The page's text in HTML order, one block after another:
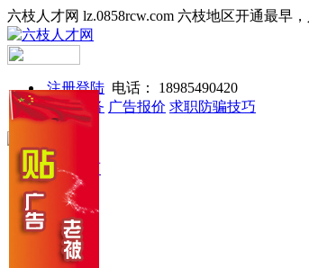
六枝人才网 lz.0858rcw.com 六枝地区开通最早
注册登陆 电话： 18985490420
网站服务 广告报价 求职防骗技巧
网站首页
找工作
找人才